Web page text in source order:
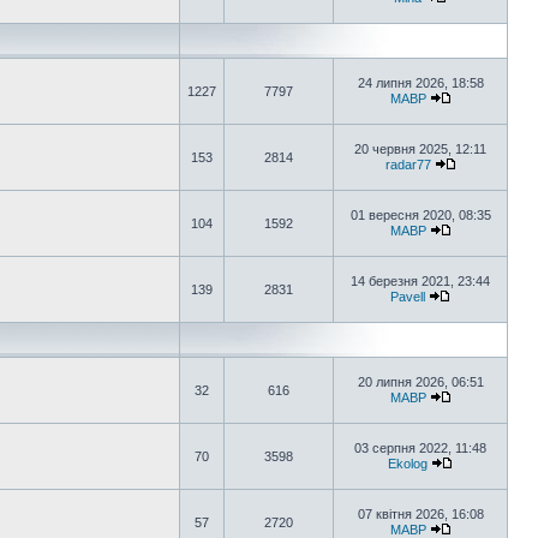
1227 7797
24 липня 2026, 18:58
MABP
153 2814
20 червня 2025, 12:11
radar77
104 1592
01 вересня 2020, 08:35
MABP
139 2831
14 березня 2021, 23:44
Pavell
32 616
20 липня 2026, 06:51
MABP
70 3598
03 серпня 2022, 11:48
Ekolog
57 2720
07 квітня 2026, 16:08
MABP